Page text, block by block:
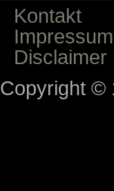
Kontakt
Impressum
Disclaimer
Copyright ©